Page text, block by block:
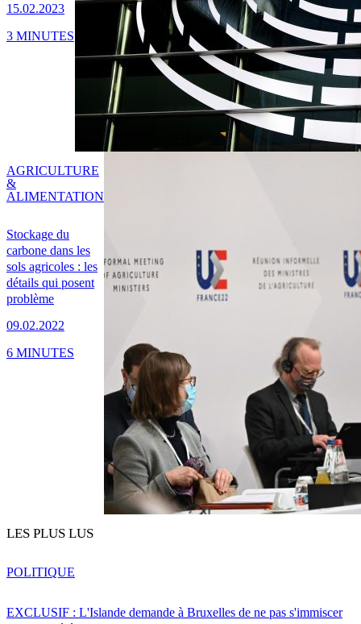
15.02.2023
3 MINUTES
Stockage du
carbone dans les
sols agricoles : les
détails qui posent
problème
09.02.2022
AGRICULTURE
&
ALIMENTATION
6 MINUTES
LES PLUS LUS
EXCLUSIF : L'Islande demande à Bruxelles de ne pas s'immiscer
POLITIQUE